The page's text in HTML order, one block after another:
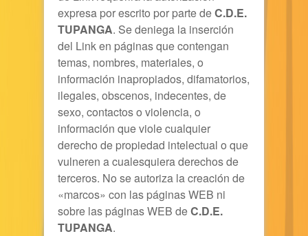
expresa por escrito por parte deC.D.E.
TUPANGA. Se deniega la inserción
del Link en páginas que contengan
temas, nombres, materiales, o
información inapropiados, difamatorios,
ilegales, obscenos, indecentes, de
sexo, contactos o violencia, o
información que viole cualquier
derecho de propiedad intelectual o que
vulneren a cualesquiera derechos de
terceros. No se autoriza la creación de
«marcos» con las páginas WEB ni
sobre las páginas WEB deC.D.E.
TUPANGA.